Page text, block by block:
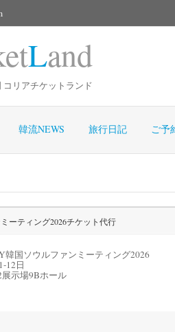
Land
リアチケットランド
韓流NEWS 旅行日記 ご予
ーティング2026チケット代行
韓国ソウルファンミーティング2026
12日
示場9Bホール